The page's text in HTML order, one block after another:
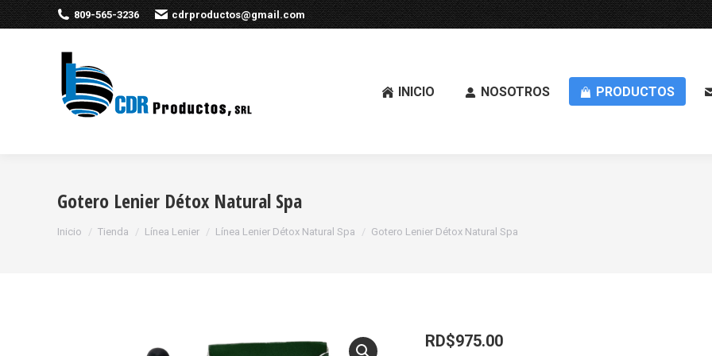
809-565-3236 cdrproductos@gmail.com
INICIO NOSOTROS PRODUCTOS
Gotero Lenier Détox Natural Spa
Inicio Tienda Línea Lenier Línea Lenier Détox Natural Spa Gotero Lenier Détox Natural Spa
RD$975.00